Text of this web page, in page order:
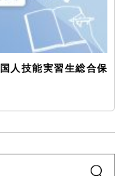
人技能実習生総合保